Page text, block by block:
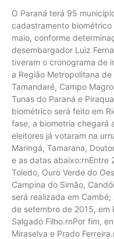
O Paraná terá 95
cadastramento
maio, conforme
desembargador Luiz
tiveram o cronograma de
a Região Metropolitana
Tamandaré, Campo
Tunas do Paraná e
biométrico será feito em
fase, a biometria chegará
eleitores já votaram na
Maringá, Tamarana,
e as datas abaixo:rnEntre
Toledo, Ouro Verde do
Campina do Simão,
será realizada em
de setembro de 2015, em
Salgado Filho.rnPor fim,
Miraselva e Prado